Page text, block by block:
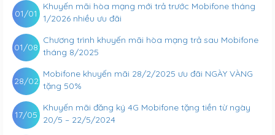
Khuyến mãi hòa mạng mới trả trước Mobifone tháng
1/2026 nhiều ưu đãi
01/01
Chương trình khuyến mãi hòa mạng trả sau Mobifone
tháng 8/2025
01/08
Mobifone khuyến mãi 28/2/2025 ưu đãi NGÀY VÀNG
tặng 50%
28/02
Khuyến mãi đăng ký 4G Mobifone tặng tiền từ ngày
20/5 – 22/5/2024
17/05